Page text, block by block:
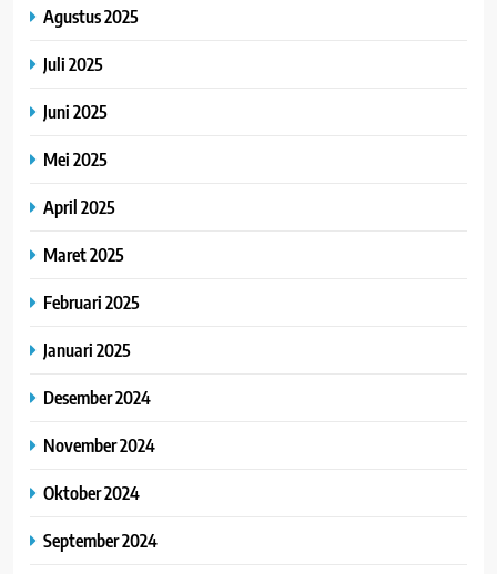
Agustus 2025
Juli 2025
Juni 2025
Mei 2025
April 2025
Maret 2025
Februari 2025
Januari 2025
Desember 2024
November 2024
Oktober 2024
September 2024